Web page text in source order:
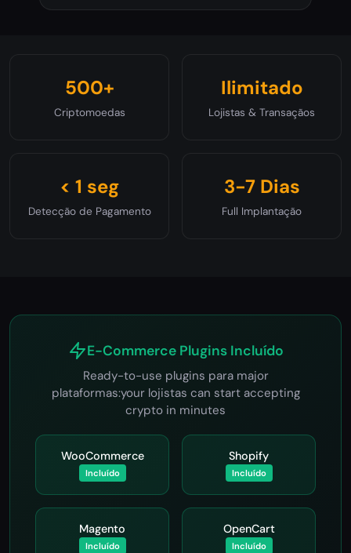
500+
Criptomoedas
Ilimitado
Lojistas & Transaçãos
< 1 seg
Detecção de Pagamento
3-7 Dias
Full Implantação
E-Commerce Plugins Incluído
Ready-to-use plugins para major
plataformas:your lojistas can start accepting
crypto in minutes
WooCommerce
Incluído
Shopify
Incluído
Magento
Incluído
OpenCart
Incluído